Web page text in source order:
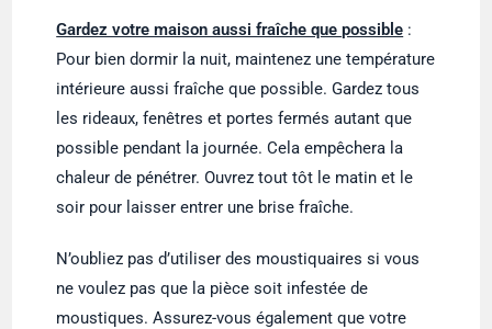
Gardez votre maison aussi fraîche que possible :
Pour bien dormir la nuit, maintenez une température
intérieure aussi fraîche que possible. Gardez tous
les rideaux, fenêtres et portes fermés autant que
possible pendant la journée. Cela empêchera la
chaleur de pénétrer. Ouvrez tout tôt le matin et le
soir pour laisser entrer une brise fraîche.
N’oubliez pas d’utiliser des moustiquaires si vous
ne voulez pas que la pièce soit infestée de
moustiques. Assurez-vous également que votre